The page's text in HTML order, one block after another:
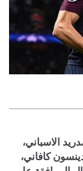
الاسباني،
​كافاني،​